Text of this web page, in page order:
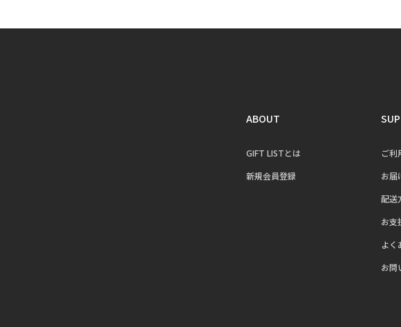
ABOUT
GIFT LISTとは
新規会員登録
ご利
お届
配送
お支
よく
お問